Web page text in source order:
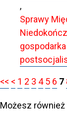
,
Sprawy
<< < 1 2 3 4 5 6 7
Możesz również